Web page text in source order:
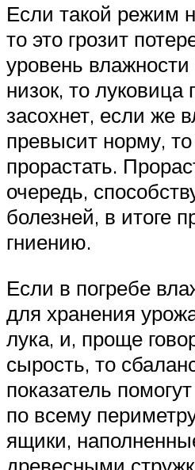
Если такой режим
то это грозит
уровень
низок, то луковица
засохнет, если же
превысит норму,
прорастать.
очередь,
болезней, в итоге
гниению.
Если в погребе
для хранения
лука, и, проще
сырость, то
показатель
по всему
ящики,